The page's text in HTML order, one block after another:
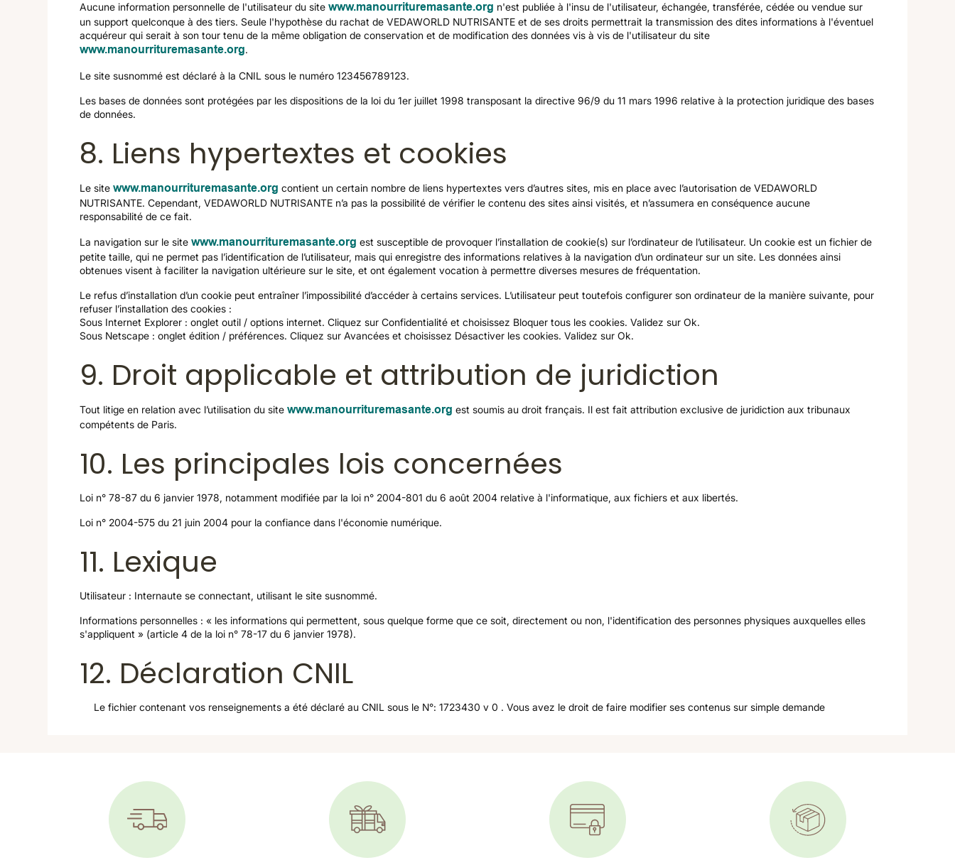
Aucune information personnelle de l'utilisateur du site www.manourrituremasante.org n'est publiée à l'insu de l'utilisateur, échangée, transférée, cédée ou vendue sur
un support quelconque à des tiers. Seule l'hypothèse du rachat de VEDAWORLD NUTRISANTE et de ses droits permettrait la transmission des dites informations à l'éventuel
acquéreur qui serait à son tour tenu de la même obligation de conservation et de modification des données vis à vis de l'utilisateur du site
www.manourrituremasante.org.
Le site susnommé est déclaré à la CNIL sous le numéro 123456789123.
Les bases de données sont protégées par les dispositions de la loi du 1er juillet 1998 transposant la directive 96/9 du 11 mars 1996 relative à la protection juridique des bases
de données.
8. Liens hypertextes et cookies
Le site www.manourrituremasante.org contient un certain nombre de liens hypertextes vers d’autres sites, mis en place avec l’autorisation de VEDAWORLD
NUTRISANTE. Cependant, VEDAWORLD NUTRISANTE n’a pas la possibilité de vérifier le contenu des sites ainsi visités, et n’assumera en conséquence aucune
responsabilité de ce fait.
La navigation sur le site www.manourrituremasante.org est susceptible de provoquer l’installation de cookie(s) sur l’ordinateur de l’utilisateur. Un cookie est un fichier de
petite taille, qui ne permet pas l’identification de l’utilisateur, mais qui enregistre des informations relatives à la navigation d’un ordinateur sur un site. Les données ainsi
obtenues visent à faciliter la navigation ultérieure sur le site, et ont également vocation à permettre diverses mesures de fréquentation.
Le refus d’installation d’un cookie peut entraîner l’impossibilité d’accéder à certains services. L’utilisateur peut toutefois configurer son ordinateur de la manière suivante, pour
refuser l’installation des cookies :
Sous Internet Explorer : onglet outil / options internet. Cliquez sur Confidentialité et choisissez Bloquer tous les cookies. Validez sur Ok.
Sous Netscape : onglet édition / préférences. Cliquez sur Avancées et choisissez Désactiver les cookies. Validez sur Ok.
9. Droit applicable et attribution de juridiction
Tout litige en relation avec l’utilisation du site www.manourrituremasante.org est soumis au droit français. Il est fait attribution exclusive de juridiction aux tribunaux
compétents de Paris.
10. Les principales lois concernées
Loi n° 78-87 du 6 janvier 1978, notamment modifiée par la loi n° 2004-801 du 6 août 2004 relative à l'informatique, aux fichiers et aux libertés.
Loi n° 2004-575 du 21 juin 2004 pour la confiance dans l'économie numérique.
11. Lexique
Utilisateur : Internaute se connectant, utilisant le site susnommé.
Informations personnelles : « les informations qui permettent, sous quelque forme que ce soit, directement ou non, l'identification des personnes physiques auxquelles elles
s'appliquent » (article 4 de la loi n° 78-17 du 6 janvier 1978).
12. Déclaration CNIL
Le fichier contenant vos renseignements a été déclaré au CNIL sous le N°: 1723430 v 0 . Vous avez le droit de faire modifier ses contenus sur simple demande